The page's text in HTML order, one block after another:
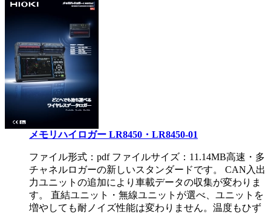
メモリハイロガー LR8450・LR8450-01
ファイル形式：pdf ファイルサイズ：11.14MB高速・多
チャネルロガーの新しいスタンダードです。 CAN入出
力ユニットの追加により車載データの収集が変わりま
す。 直結ユニット・無線ユニットが選べ、ユニットを
増やしても耐ノイズ性能は変わりません。温度もひず